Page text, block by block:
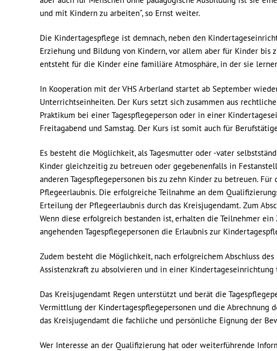
und mit Kindern zu arbeiten“, so Ernst weiter.
Die Kindertagespflege ist demnach, neben den
Erziehung und Bildung von Kindern, vor allem aber für Kinder bis
entsteht für die Kinder eine familiäre Atmosphäre, in der sie
In Kooperation mit der VHS Arberland startet ab September
Unterrichtseinheiten. Der Kurs setzt sich zusammen aus
Praktikum bei einer Tagespflegeperson oder in einer
Freitagabend und Samstag. Der Kurs ist somit auch für
Es besteht die Möglichkeit, als Tagesmutter oder -vater
Kinder gleichzeitig zu betreuen oder gegebenenfalls in
anderen Tagespflegepersonen bis zu zehn Kinder zu betreuen.
Pflegeerlaubnis. Die erfolgreiche Teilnahme an dem
Erteilung der Pflegeerlaubnis durch das Kreisjugendamt. Zum
Wenn diese erfolgreich bestanden ist, erhalten die Teilnehmer
angehenden Tagespflegepersonen die Erlaubnis zur
Zudem besteht die Möglichkeit, nach erfolgreichem Abschluss
Assistenzkraft zu absolvieren und in einer
Das Kreisjugendamt Regen unterstützt und berät die
Vermittlung der Kindertagespflegepersonen und die Abrechnung
das Kreisjugendamt die fachliche und persönliche Eignung der
Wer Interesse an der Qualifizierung hat oder weiterführende